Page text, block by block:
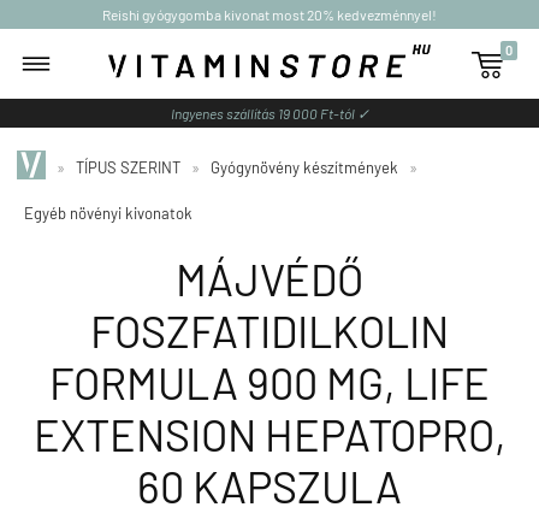
Reishi gyógygomba kivonat most 20% kedvezménnyel!

0
Ingyenes szállítás 19 000 Ft-tól ✓
» TÍPUS SZERINT » Gyógynövény készítmények »
Egyéb növényi kivonatok
MÁJVÉDŐ
FOSZFATIDILKOLIN
FORMULA 900 MG, LIFE
EXTENSION HEPATOPRO,
60 KAPSZULA